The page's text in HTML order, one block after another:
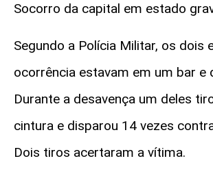
Socorro da capital em estado
Segundo a Polícia Militar, os dois
ocorrência estavam em um bar e
Durante a desavença um deles
cintura e disparou 14 vezes
Dois tiros acertaram a vítima.